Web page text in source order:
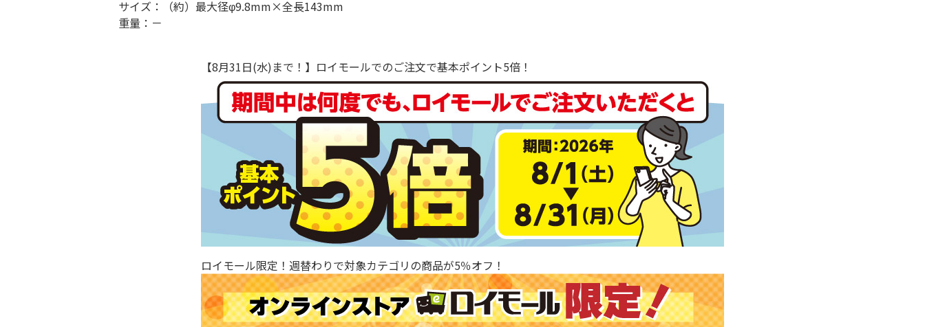
サイズ：（約）最大径φ9.8mm×全長143mm
重量：－
【8月31日(水)まで！】ロイモールでのご注文で基本ポイント5倍！
ロイモール限定！週替わりで対象カテゴリの商品が5％オフ！